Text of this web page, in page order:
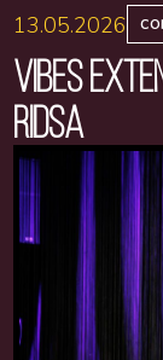
13.05.2026
VIBES
RIDSA